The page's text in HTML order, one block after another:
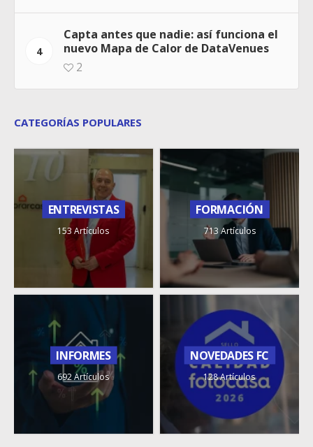
4
Capta antes que nadie: así funciona el
nuevo Mapa de Calor de DataVenues
2
CATEGORÍAS POPULARES
ENTREVISTAS
153 Artículos
FORMACIÓN
713 Artículos
INFORMES
692 Artículos
NOVEDADES FC
128 Artículos